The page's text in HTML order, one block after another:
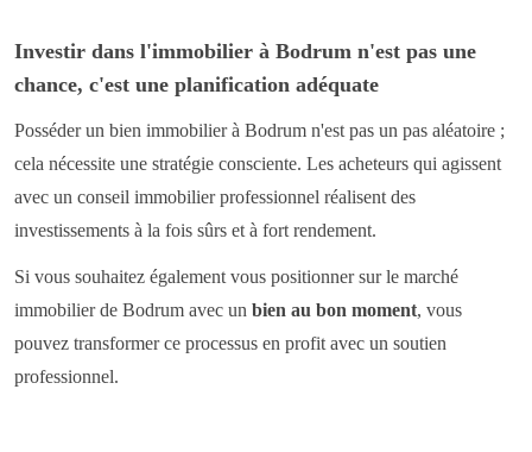
Investir dans l'immobilier à Bodrum n'est pas une
chance, c'est une planification adéquate
Posséder un bien immobilier à Bodrum n'est pas un pas aléatoire ;
cela nécessite une stratégie consciente. Les acheteurs qui agissent
avec un conseil immobilier professionnel réalisent des
investissements à la fois sûrs et à fort rendement.
Si vous souhaitez également vous positionner sur le marché
immobilier de Bodrum avec un bien au bon moment, vous
pouvez transformer ce processus en profit avec un soutien
professionnel.